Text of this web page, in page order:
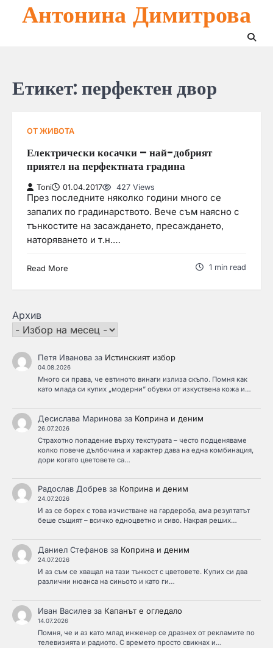
Антонина Димитрова
Етикет:перфектен двор
ОТ ЖИВОТА
Електрически косачки – най-добрият
приятел на перфектната градина
Toni 01.04.2017 427 Views
През последните няколко години много се
запалих по градинарството. Вече съм наясно с
тънкостите на засаждането, пресаждането,
наторяването и т.н.…
Read More 1 min read
Архив
Петя Ивановаза Истинският избор
04.08.2026
Много си права, че евтиното винаги излиза скъпо. Помня как
като млада си купих „модерни“ обувки от изкуствена кожа и…
Десислава Мариноваза Коприна и деним
26.07.2026
Страхотно попадение върху текстурата – често подценяваме
колко повече дълбочина и характер дава на една комбинация,
дори когато цветовете са…
Радослав Добревза Коприна и деним
24.07.2026
И аз се борех с това изчистване на гардероба, ама резултатът
беше същият – всичко едноцветно и сиво. Накрая реших…
Даниел Стефановза Коприна и деним
24.07.2026
И аз съм се хващал на тази тънкост с цветовете. Купих си два
различни нюанса на синьото и като ги…
Иван Василевза Капанът е огледало
14.07.2026
Помня, че и аз като млад инженер се дразнех от рекламите по
телевизията и радиото. С времето просто свикнах и…